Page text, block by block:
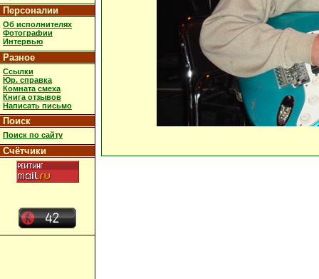
Персоналии
Об исполнителях
Фотографии
Интервью
Разное
Ссылки
Юр. справка
Комната смеха
Книга отзывов
Написать письмо
Поиск
Поиск по сайту
Счётчики